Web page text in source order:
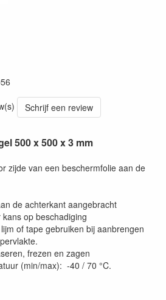
Schrijf een review
500 x 500 x 3 mm
zijde van een beschermfolie aan de
de achterkant aangebracht
op beschadiging
of tape gebruiken bij aanbrengen
frezen en zagen
(min/max): -40 / 70 °C.